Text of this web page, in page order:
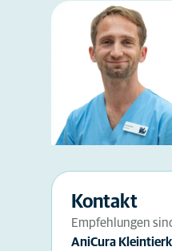
Kontakt
Empfehlungen
AniCura